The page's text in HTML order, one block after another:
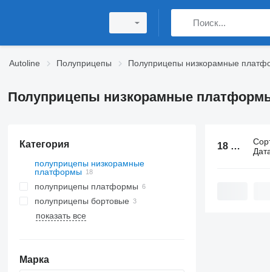
Autoline Полуприцепы Полуприцепы низкорамные
Полуприцепы низкорамные
Категория
полуприцепы низкорамные
платформы
полуприцепы платформы
полуприцепы бортовые
показать все
Марка
18 объявлений: